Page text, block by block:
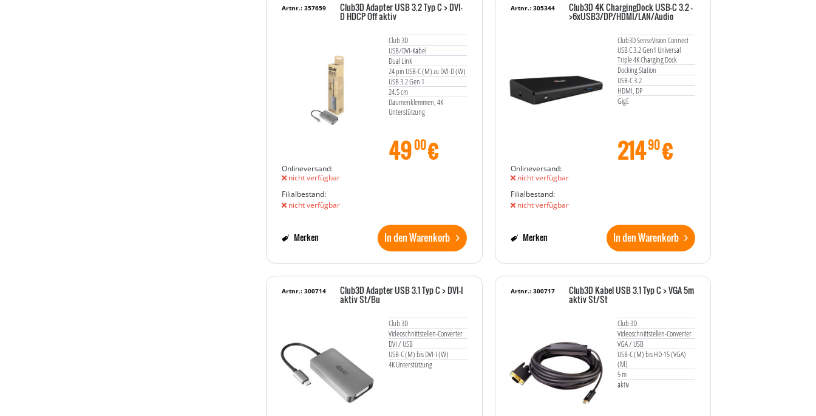
Club3D Adapter USB 3.2 Typ C > DVI-
D HDCP Off aktiv
Club 3D
USB/DVI-Kabel
Dual Link
24 pin USB-C (M) zu DVI-D (W)
USB 3.2 Gen 1
24.5 cm
Daumenklemmen, 4K
Unterstützung
Artnr.: 357659
4900€
Onlineversand:
nicht verfügbar
Filialbestand:
nicht verfügbar
In den Warenkorb
Merken
Club3D 4K ChargingDock USB-C 3.2 -
>6xUSB3/DP/HDMI/LAN/Audio
Club3D SenseVision Connect
USB C 3.2 Gen1 Universal
Triple 4K Charging Dock
Docking Station
USB-C 3.2
HDMI, DP
GigE
Artnr.: 305344
21490€
Onlineversand:
nicht verfügbar
Filialbestand:
nicht verfügbar
In den Warenkorb
Merken
Club3D Adapter USB 3.1 Typ C > DVI-I
aktiv St/Bu
Club 3D
Videoschnittstellen-Converter
DVI / USB
USB-C (M) bis DVI-I (W)
4K Unterstützung
Artnr.: 300714 Club3D Kabel USB 3.1 Typ C > VGA 5m
aktiv St/St
Club 3D
Videoschnittstellen-Converter
VGA / USB
USB-C (M) bis HD-15 (VGA)
(M)
5 m
aktiv
Artnr.: 300717